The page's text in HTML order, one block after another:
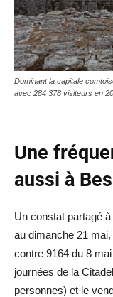
Dominant la capitale
avec 284 378 visiteurs en
Une
aussi à
Un constat partagé
au dimanche 21
contre 9164 du 8
journées de la
personnes) et le